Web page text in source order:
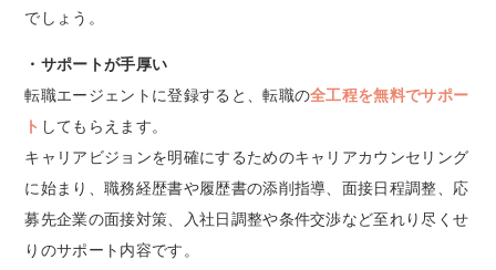
でしょう。
・サポートが手厚い
転職エージェントに登録すると、転職の全工程を無料でサポー
ト してもらえます。
キャリアビジョンを明確にするためのキャリアカウンセリング
に始まり、職務経歴書や履歴書の添削指導、面接日程調整、応
募先企業の面接対策、入社日調整や条件交渉など至れり尽くせ
りのサポート内容です。